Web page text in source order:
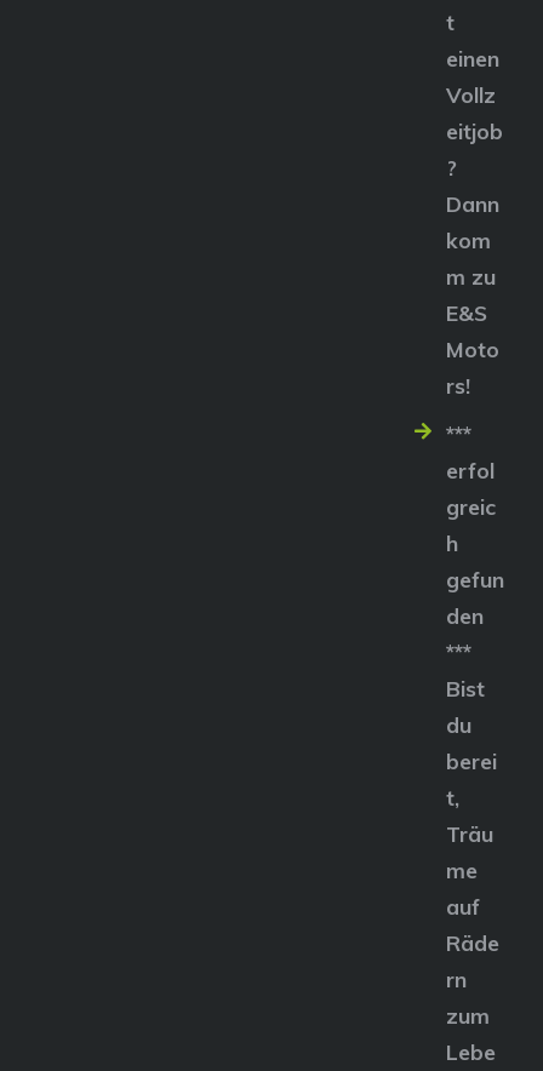
t
einen
Vollz
eitjob
?
Dann
kom
m zu
E&S
Moto
rs!
***
erfol
greic
h
gefun
den
***
Bist
du
berei
t,
Träu
me
auf
Räde
rn
zum
Lebe